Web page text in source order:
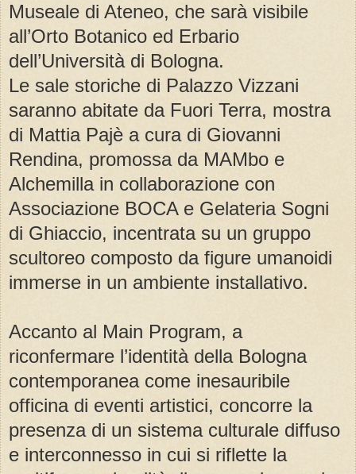
Museale di Ateneo, che sarà visibile
all’Orto Botanico ed Erbario
dell’Università di Bologna.
Le sale storiche di Palazzo Vizzani
saranno abitate da Fuori Terra, mostra
di Mattia Pajè a cura di Giovanni
Rendina, promossa da MAMbo e
Alchemilla in collaborazione con
Associazione BOCA e Gelateria Sogni
di Ghiaccio, incentrata su un gruppo
scultoreo composto da figure umanoidi
immerse in un ambiente installativo.
Accanto al Main Program, a
riconfermare l’identità della Bologna
contemporanea come inesauribile
officina di eventi artistici, concorre la
presenza di un sistema culturale diffuso
e interconnesso in cui si riflette la